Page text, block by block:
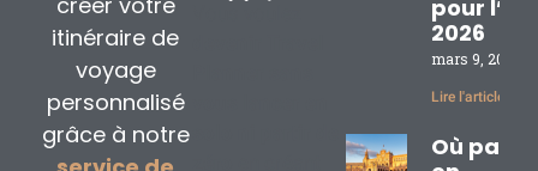
itinéraire de
voyage
personnalisé
grâce à notre
pour
2026
mars 9, 2026
Lire l'article »
Où partir